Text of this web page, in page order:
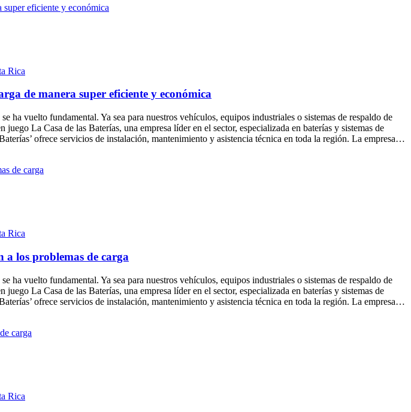
Rica
de manera super eficiente y económica
ha vuelto fundamental. Ya sea para nuestros vehículos, equipos industriales o sistemas de respaldo de
La Casa de las Baterías, una empresa líder en el sector, especializada en baterías y sistemas de
ofrece servicios de instalación, mantenimiento y asistencia técnica en toda la región. La empresa…
Rica
a los problemas de carga
ha vuelto fundamental. Ya sea para nuestros vehículos, equipos industriales o sistemas de respaldo de
La Casa de las Baterías, una empresa líder en el sector, especializada en baterías y sistemas de
ofrece servicios de instalación, mantenimiento y asistencia técnica en toda la región. La empresa…
Rica